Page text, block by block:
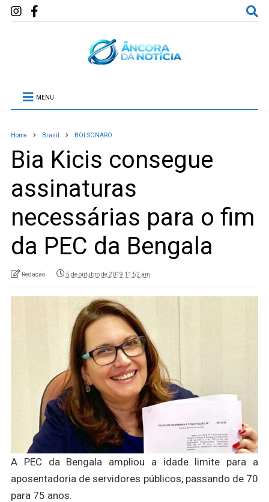
MENU
Home Brasil BOLSONARO
Bia Kicis consegue
assinaturas
necessárias para o fim
da PEC da Bengala
Redação 5 de outubro de 2019 11:52 am
A PEC da Bengala ampliou a idade limite para a
aposentadoria de servidores públicos, passando de 70
para 75 anos.